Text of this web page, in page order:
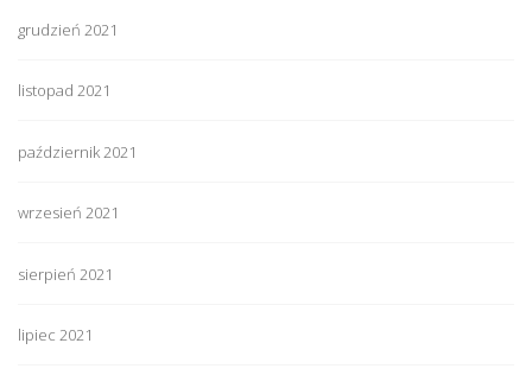
grudzień 2021
listopad 2021
październik 2021
wrzesień 2021
sierpień 2021
lipiec 2021